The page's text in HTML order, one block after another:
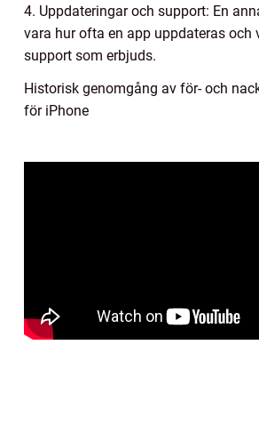
4. Uppdateringar och support: En
vara hur ofta en app uppdateras och
support som erbjuds.
Historisk genomgång av för- och
för iPhone